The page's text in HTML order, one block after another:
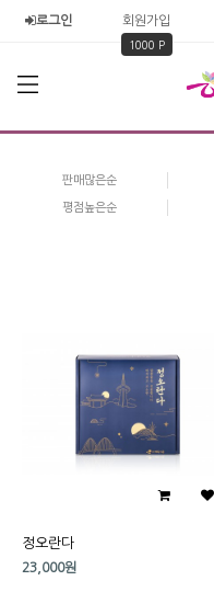
로그인 회원가입
1000 P
판매많은순
평점높은순
정오란다
23,000원